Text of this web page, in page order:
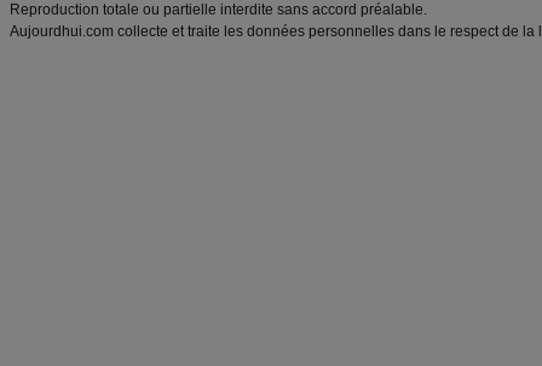
Reproduction totale ou partielle interdite sans accord préalable.
Aujourdhui.com collecte et traite les données personnelles dans le respect de